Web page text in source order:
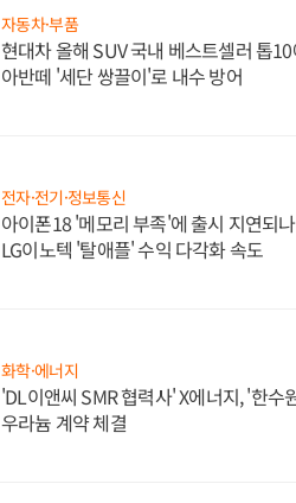
자동차·부품
현대차 올해 SUV 국내 베스트셀러 톱
아반떼 '세단 쌍끌이'로 내수 방어
전자·전기·정보통신
아이폰18 '메모리 부족'에 출시 지연되
LG이노텍 '탈애플' 수익 다각화 속도
화학·에너지
'DL이앤씨 SMR 협력사' X에너지, '한
우라늄 계약 체결